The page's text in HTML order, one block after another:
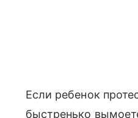
Если ребенок
быстренько